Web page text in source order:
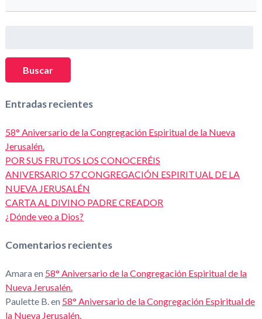
Buscar
Entradas recientes
58° Aniversario de la Congregación Espiritual de la Nueva
Jerusalén.
POR SUS FRUTOS LOS CONOCERÉIS
ANIVERSARIO 57 CONGREGACIÓN ESPIRITUAL DE LA
NUEVA JERUSALÉN
CARTA AL DIVINO PADRE CREADOR
¿Dónde veo a Dios?
Comentarios recientes
Amara en 58° Aniversario de la Congregación Espiritual de la
Nueva Jerusalén.
Paulette B.en 58° Aniversario de la Congregación Espiritual de
la Nueva Jerusalén.